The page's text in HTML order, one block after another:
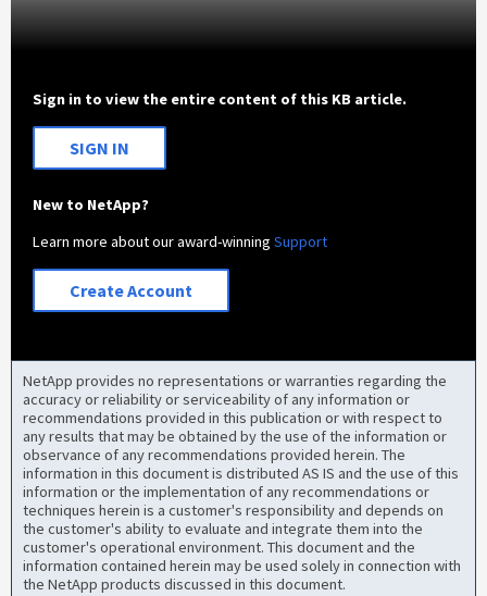
Sign in to view the entire content of this KB article.
SIGN IN
New to NetApp?
Learn more about our award-winningSupport
Create Account
NetApp provides no representations or warranties regarding the
accuracy or reliability or serviceability of any information or
recommendations provided in this publication or with respect to
any results that may be obtained by the use of the information or
observance of any recommendations provided herein. The
information in this document is distributed AS IS and the use of this
information or the implementation of any recommendations or
techniques herein is a customer's responsibility and depends on
the customer's ability to evaluate and integrate them into the
customer's operational environment. This document and the
information contained herein may be used solely in connection with
the NetApp products discussed in this document.